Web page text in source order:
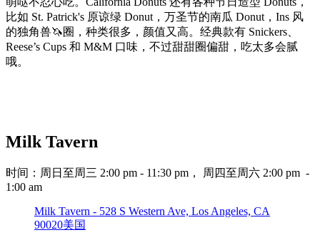
比如 St. Patrick's 原谅绿 Donut，万圣节的南瓜 Donut，Ins 风
的独角兽🦄圈，种类很多，颜值又高。经典款有 Snickers、
Reese’s Cups 和 M&M 口味，不过甜甜圈偏甜，吃太多会腻
哦。
Milk Tavern
时间：周日至周三 2:00 pm - 11:30 pm， 周四至周六 2:00 pm -
1:00 am
Milk Tavern - 528 S Western Ave, Los Angeles, CA
90020美国